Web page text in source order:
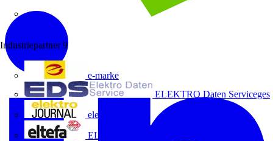
Industriepartner 9
e-marke
ELEKTRO Daten Serviceges
elektrojournal
ELTEFA